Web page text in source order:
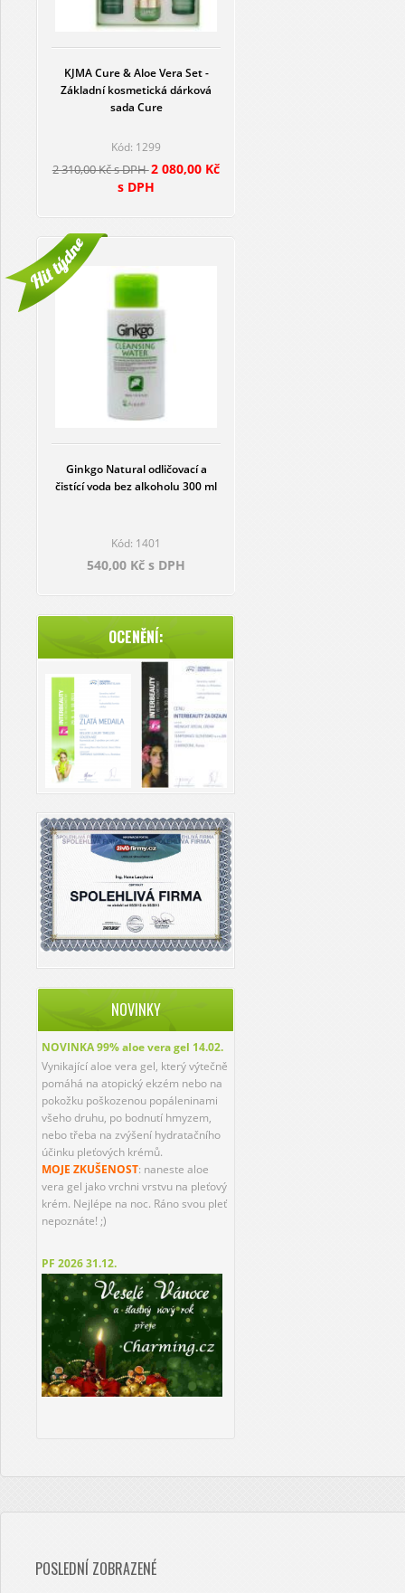
KJMA Cure & Aloe Vera Set -
Základní kosmetická dárková
sada Cure
Kód: 1299
2 310,00 Kč s DPH2 080,00 Kč
s DPH
Ginkgo Natural odličovací a
čistící voda bez alkoholu 300 ml
Kód: 1401
540,00 Kč s DPH
OCENĚNÍ:
NOVINKY
NOVINKA 99% aloe vera gel 14.02.
Vynikající aloe vera gel, který výtečně
pomáhá na atopický ekzém nebo na
pokožku poškozenou popáleninami
všeho druhu, po bodnutí hmyzem,
nebo třeba na zvýšení hydratačního
účinku pleťových krémů.
MOJE ZKUŠENOST: naneste aloe
vera gel jako vrchni vrstvu na pleťový
krém. Nejlépe na noc. Ráno svou pleť
nepoznáte! ;)
PF 202631.12.
POSLEDNÍ ZOBRAZENÉ